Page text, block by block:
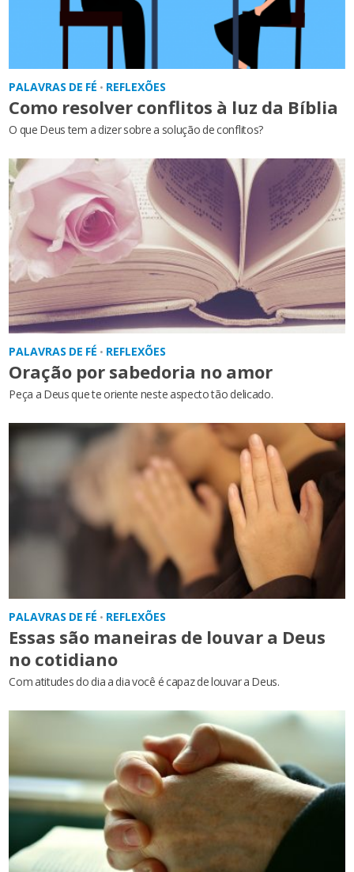
PALAVRAS DE FÉ • REFLEXÕES
Como resolver conflitos à luz da Bíblia
O que Deus tem a dizer sobre a solução de conflitos?
PALAVRAS DE FÉ • REFLEXÕES
Oração por sabedoria no amor
Peça a Deus que te oriente neste aspecto tão delicado.
PALAVRAS DE FÉ • REFLEXÕES
Essas são maneiras de louvar a Deus
no cotidiano
Com atitudes do dia a dia você é capaz de louvar a Deus.